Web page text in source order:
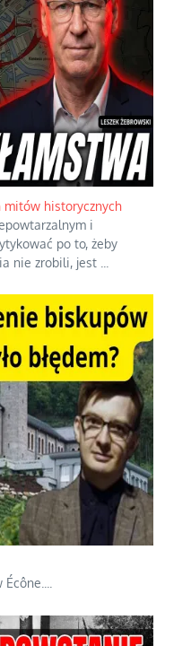
mitów historycznych
i
po to, żeby
nie zrobili, jest